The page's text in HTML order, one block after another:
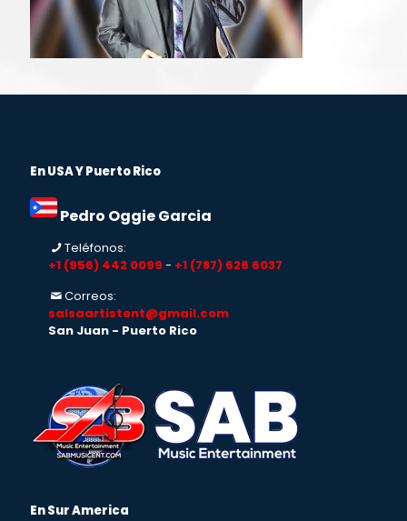
En USA Y Puerto Rico
Pedro Oggie Garcia
Teléfonos:
+1 (956) 442 0099 - +1 (787) 626 6037
Correos:
salsaartistent@gmail.com
San Juan - Puerto Rico
En Sur America